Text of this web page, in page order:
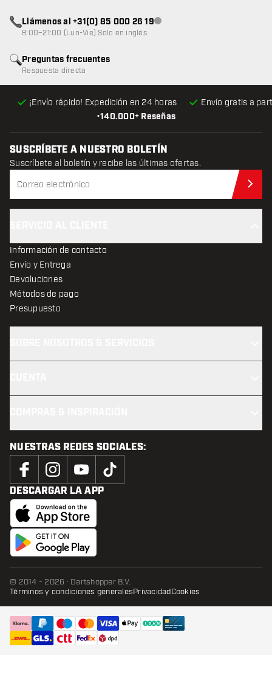
•140.000+ Reseñas
¡Envío rápido! Expedición en 24 horas Envío gratis a
Preguntas frecuentes
Respuesta directa
Llámenos al +31(0) 85 000 26 19Atención al cliente no disponible
8:00–21:00 (Lun-Vie) Solo en inglés
SUSCRÍBETE A NUESTRO BOLETÍN
Suscríbete al boletín y recibe las últimas ofertas.
Información de contacto
Envío y Entrega
Devoluciones
Métodos de pago
Presupuesto
NUESTRAS REDES SOCIALES:
DESCARGAR LA APP
© 2014 - 2026 · Dartshopper B.V.
Términos y condiciones generalesPrivacidadCookies